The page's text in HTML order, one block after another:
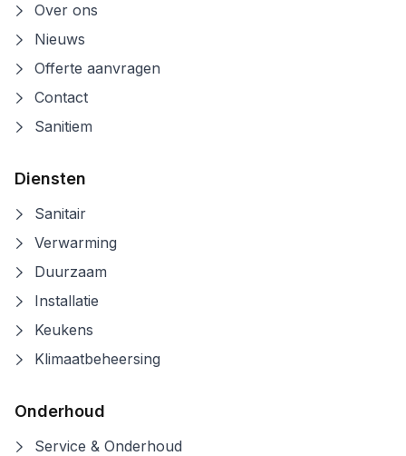
Over ons
Nieuws
Offerte aanvragen
Contact
Sanitiem
Diensten
Sanitair
Verwarming
Duurzaam
Installatie
Keukens
Klimaatbeheersing
Onderhoud
Service & Onderhoud